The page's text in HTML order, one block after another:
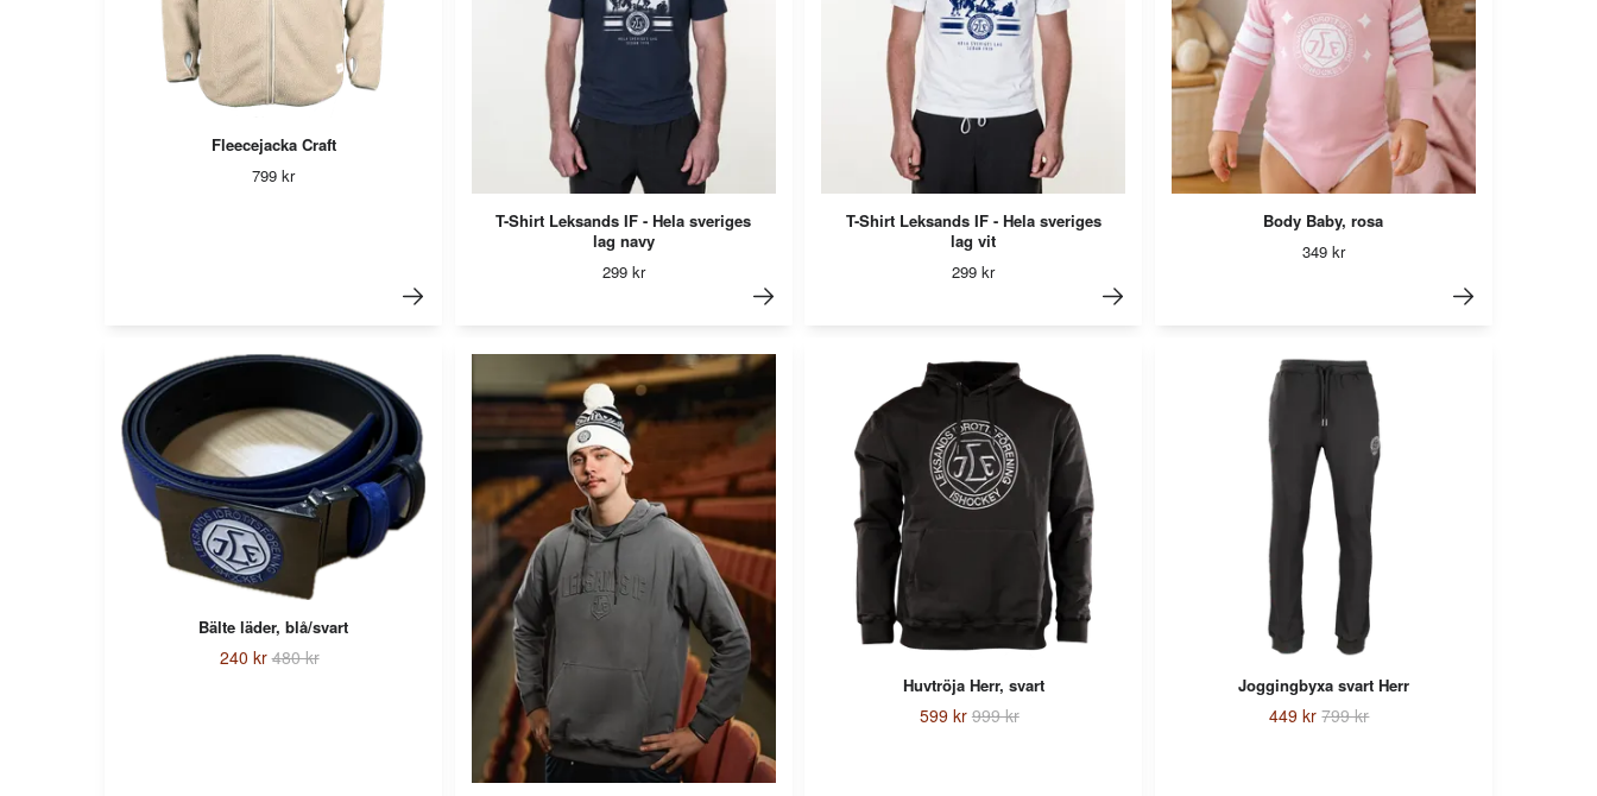
Fleecejacka Craft
799 kr
T-Shirt Leksands IF - Hela sveriges
lag navy
299 kr
T-Shirt Leksands IF - Hela sveriges
lag vit
299 kr
Body Baby, rosa
349 kr
Bälte läder, blå/svart
240 kr 480 kr
Huvtröja Herr, svart
599 kr 999 kr
Joggingbyxa svart Herr
449 kr 799 kr